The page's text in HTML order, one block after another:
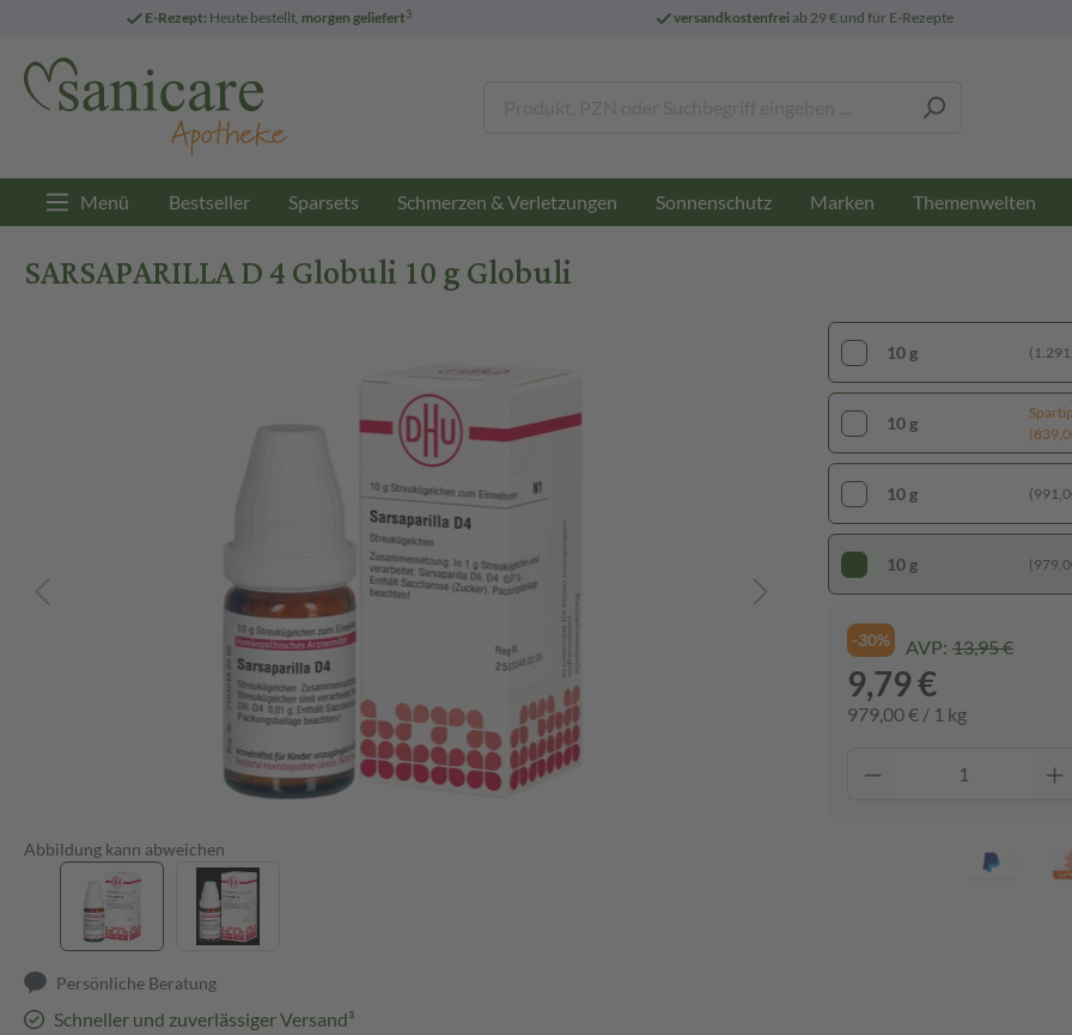
E-Rezept: Heute bestellt, morgen geliefert3 versandkostenfreiab 29 € und für E-Rezepte
Menü Bestseller Sparsets Schmerzen & Verletzungen Sonnenschutz Marken Themenwelten
SARSAPARILLA D 4 Globuli 10 g Globuli
Abbildung kann abweichen
Persönliche Beratung
Schneller und zuverlässiger Versand³
10 g
10 g
10 g
10 g
-30% AVP: 13,95 €
9,79 €
979,00 € / 1 kg